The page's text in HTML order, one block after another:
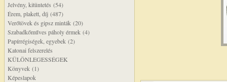
Jelvény, kitüntetés (54)
Érem, plakett, díj (487)
Verőtövek és gipsz minták (20)
Szabadkőműves páholy érmek (4)
Papírrégiségek, egyebek (2)
Katonai felszerelés
KÜLÖNLEGESSÉGEK
Könyvek (1)
Képeslapok